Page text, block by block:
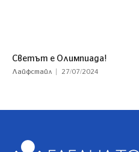
Светът е Олимпиада!
Лайфстайл 27/07/2024